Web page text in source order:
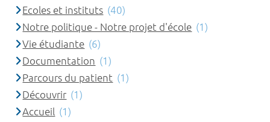
Ecoles et instituts (40)
Notre politique - Notre projet d'école (1)
Vie étudiante (6)
Documentation (1)
Parcours du patient (1)
Découvrir (1)
Accueil (1)